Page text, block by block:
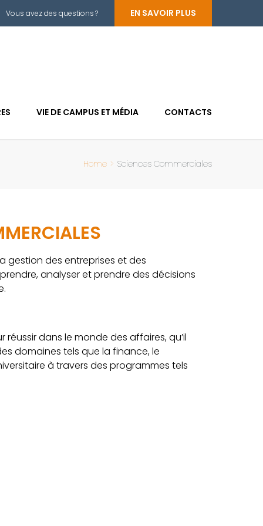
Vous avez des questions ? EN SAVOIR PLUS
VIE DE CAMPUS ET MÉDIA CONTACTS
Home > Sciences Commerciales
gestion des entreprises et des
analyser et prendre des décisions
dans le monde des affaires, qu’il
domaines tels que la finance, le
à travers des programmes tels